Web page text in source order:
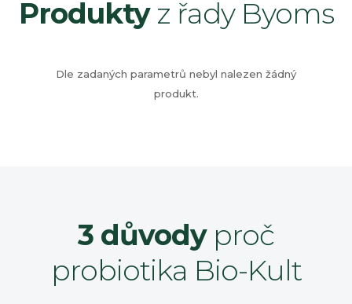
Produktyz řady Byoms
Dle zadaných parametrů nebyl nalezen žádný
produkt.
3 důvodyproč
probiotika Bio-Kult